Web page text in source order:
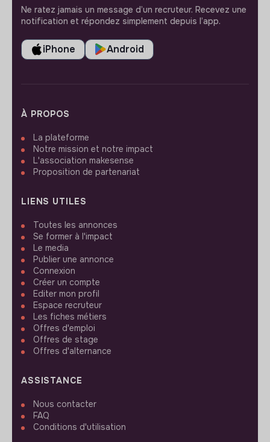
Ne ratez jamais un message d’un recruteur. Recevez une
notification et répondez simplement depuis l’app.
iPhone Android
À PROPOS
La plateforme
Notre mission et notre impact
L'association makesense
Proposition de partenariat
LIENS UTILES
Toutes les annonces
Se former à l'impact
Le media
Publier une annonce
Connexion
Créer un compte
Editer mon profil
Espace recruteur
Les fiches métiers
Offres d'emploi
Offres de stage
Offres d'alternance
ASSISTANCE
Nous contacter
FAQ
Conditions d'utilisation